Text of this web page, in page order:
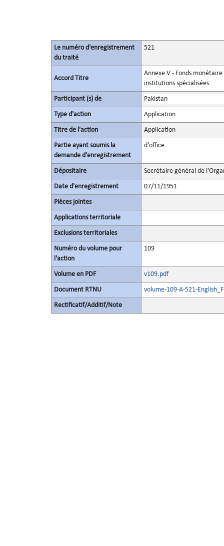
Le numéro d'enregistrement
du traité
521
Accord Titre
Annexe V - Fonds
institutions spécialisées
Participant (s) de Pakistan
Type d'action Application
Titre de l'action Application
Partie ayant soumis la
demande d’enregistrement
d'office
Dépositaire Secrétaire général de
Date d'enregistrement 07/11/1951
Pièces jointes
Applications territoriale
Exclusions territoriales
Numéro du volume pour
l'action
109
Volume en PDF v109.pdf
Document RTNU volume-109-A-521-
Rectificatif/Additif/Note